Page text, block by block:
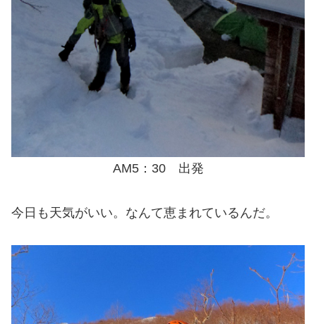
AM5：30 出発
今日も天気がいい。なんて恵まれているんだ。